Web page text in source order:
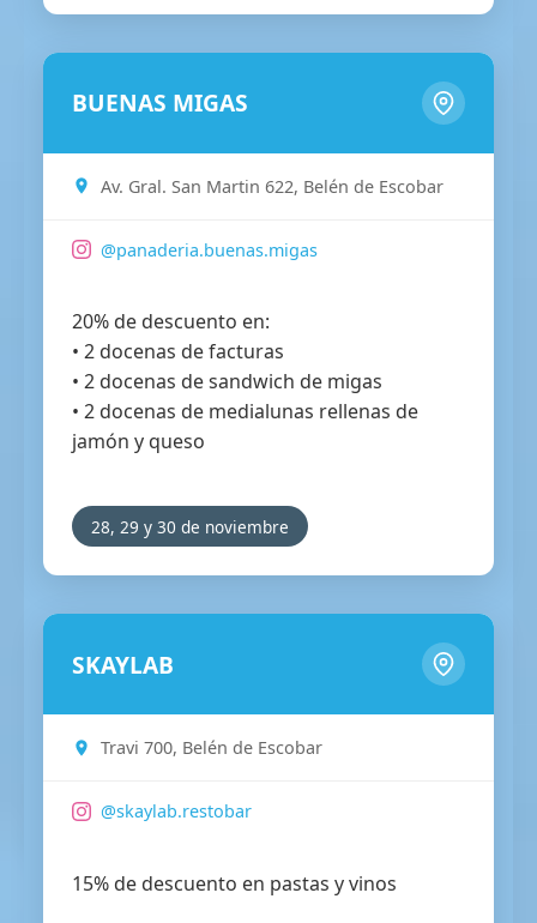
BUENAS MIGAS
Av. Gral. San Martin 622, Belén de Escobar
@panaderia.buenas.migas
20% de descuento en:
• 2 docenas de facturas
• 2 docenas de sandwich de migas
• 2 docenas de medialunas rellenas de
jamón y queso
28, 29 y 30 de noviembre
SKAYLAB
Travi 700, Belén de Escobar
@skaylab.restobar
15% de descuento en pastas y vinos